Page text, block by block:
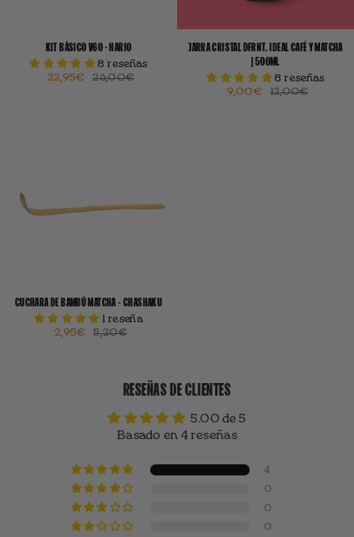
KIT BÁSICO V60 · HARIO
8 reseñas
22,95€
26,00€
JARRA CRISTAL DFRNT. IDEAL CAFÉ Y MATCHA
| 500ML
8 reseñas
9,00€
12,00€
CUCHARA DE BAMBÚ MATCHA - CHASHAKU
1 reseña
2,95€
5,20€
RESEÑAS DE CLIENTES
5.00 de 5
Basado en 4 reseñas
4
0
0
0